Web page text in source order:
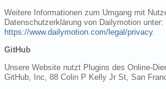
Weitere Informationen zum Umgang mit
Datenschutzerklärung von Dailymotion unter:
https://www.dailymotion.com/legal/privacy.
GitHub
Unsere Website nutzt Plugins des Online-
GitHub, Inc, 88 Colin P Kelly Jr St, San